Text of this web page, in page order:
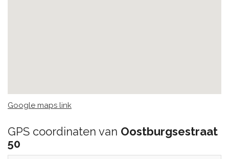
Google maps link
GPS coordinaten van Oostburgsestraat
50